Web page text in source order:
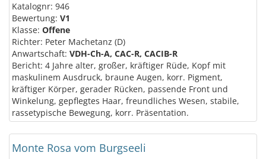
Katalognr: 946
Bewertung: V1
Klasse: Offene
Richter: Peter Machetanz (D)
Anwartschaft: VDH-Ch-A, CAC-R, CACIB-R
Bericht: 4 Jahre alter, großer, kräftiger Rüde, Kopf mit
maskulinem Ausdruck, braune Augen, korr. Pigment,
kräftiger Körper, gerader Rücken, passende Front und
Winkelung, gepflegtes Haar, freundliches Wesen, stabile,
rassetypische Bewegung, korr. Präsentation.
Monte Rosa vom Burgseeli